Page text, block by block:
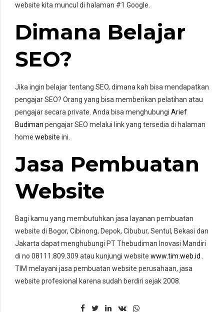
website kita muncul di halaman #1 Google.
Dimana Belajar
SEO?
Jika ingin belajar tentang SEO, dimana kah bisa mendapatkan
pengajar SEO? Orang yang bisa memberikan pelatihan atau
pengajar secara private. Anda bisa menghubungi Arief
Budiman pengajar SEO melalui link yang tersedia di halaman
home website ini.
Jasa Pembuatan
Website
Bagi kamu yang membutuhkan jasa layanan pembuatan
website di Bogor, Cibinong, Depok, Cibubur, Sentul, Bekasi dan
Jakarta dapat menghubungi PT Thebudiman Inovasi Mandiri
di no 08111.809.309 atau kunjungi website www.tim.web.id .
TIM melayani jasa pembuatan website perusahaan, jasa
website profesional karena sudah berdiri sejak 2008.